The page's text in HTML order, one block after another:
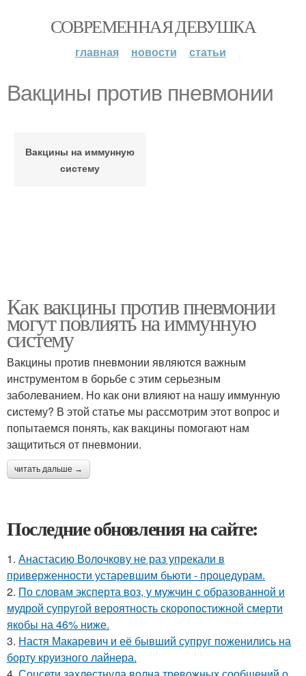
СОВРЕМЕННАЯ ДЕВУШКА
главная новости статьи
Вакцины против пневмонии
Вакцины на иммунную
систему
Как вакцины против пневмонии
могут повлиять на иммунную
систему
Вакцины против пневмонии являются важным
инструментом в борьбе с этим серьезным
заболеванием. Но как они влияют на нашу иммунную
систему? В этой статье мы рассмотрим этот вопрос и
попытаемся понять, как вакцины помогают нам
защититься от пневмонии.
читать дальше →
Последние обновления на сайте:
1. Анастасию Волочкову не раз упрекали в
приверженности устаревшим бьюти - процедурам.
2. По словам эксперта воз, у мужчин с образованной и
мудрой супругой вероятность скоропостижной смерти
якобы на 46% ниже.
3. Настя Макаревич и её бывший супруг поженились на
борту круизного лайнера.